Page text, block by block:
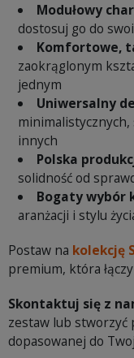
Modułowy
dostosuj go do
Komfortowe,
zaokrąglonym
jednym
Uniwersalny
innych
Polska
solidność od
Bogaty wybór
aranżacji i stylu
Postaw na kolekcję
premium, która
Skontaktuj się z
zestaw lub stworzyć
dopasowanej do